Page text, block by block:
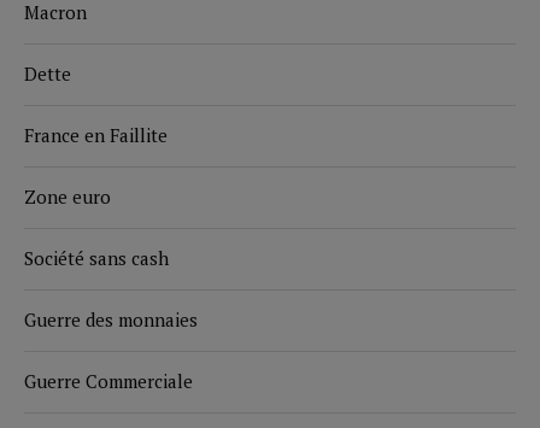
Macron
Dette
France en Faillite
Zone euro
Société sans cash
Guerre des monnaies
Guerre Commerciale